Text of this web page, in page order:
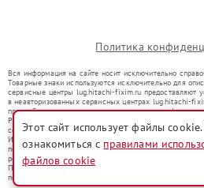
Политика
Вся информация на сайте носит исключительно
Товарные знаки используются исключительно для
сервисные центры lug.hitachi-fixim.ru предоставляют
в неавторизованных сервисных центрах lug.hitachi-
правообладателями товарных знаков или их
Ремонт осуществляется для устройств, уже введенных
со статьей 1487 ГК РФ.
Использование товарных знаков не преследует цели
потребителей в заблуждение, а служит для
ремонту техники указанных брендов.
Представленная на сайте информация не является
положениями Статьи 437(2) Гражданского кодекса РФ
Этот сайт использует файлы
ознакомиться с правилами
файлов cookie